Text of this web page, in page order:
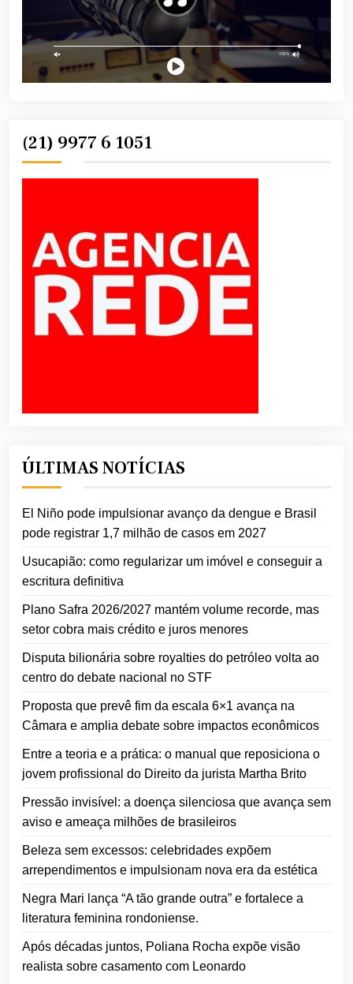
(21) 9977 6 1051
ÚLTIMAS NOTÍCIAS
El Niño pode impulsionar avanço da dengue e Brasil
pode registrar 1,7 milhão de casos em 2027
Usucapião: como regularizar um imóvel e conseguir a
escritura definitiva
Plano Safra 2026/2027 mantém volume recorde, mas
setor cobra mais crédito e juros menores
Disputa bilionária sobre royalties do petróleo volta ao
centro do debate nacional no STF
Proposta que prevê fim da escala 6×1 avança na
Câmara e amplia debate sobre impactos econômicos
Entre a teoria e a prática: o manual que reposiciona o
jovem profissional do Direito da jurista Martha Brito
Pressão invisível: a doença silenciosa que avança sem
aviso e ameaça milhões de brasileiros
Beleza sem excessos: celebridades expõem
arrependimentos e impulsionam nova era da estética
Negra Mari lança “A tão grande outra” e fortalece a
literatura feminina rondoniense.
Após décadas juntos, Poliana Rocha expõe visão
realista sobre casamento com Leonardo